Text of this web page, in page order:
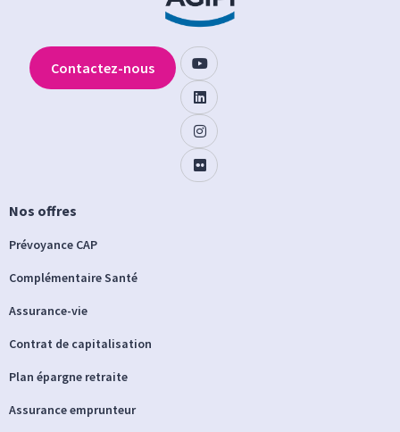
Nos offres
Prévoyance CAP
Complémentaire Santé
Assurance-vie
Contrat de capitalisation
Plan épargne retraite
Assurance emprunteur
Contactez-nous